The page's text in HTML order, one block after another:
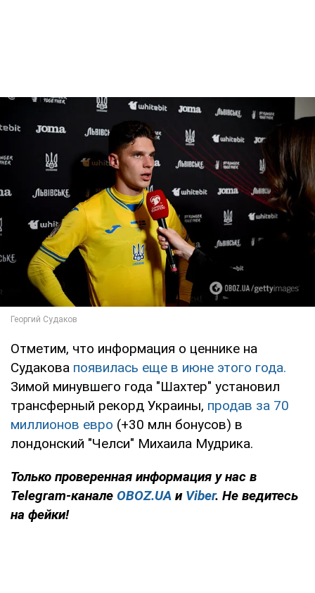
Отметим, что информация о ценнике на
Судакова появилась еще в июне этого года.
Зимой минувшего года "Шахтер" установил
трансферный рекорд Украины, продав за 70
миллионов евро (+30 млн бонусов) в
лондонский "Челси" Михаила Мудрика.
Только проверенная информация у нас в
Telegram-канале OBOZ.UA и Viber. Не ведитесь
на фейки!